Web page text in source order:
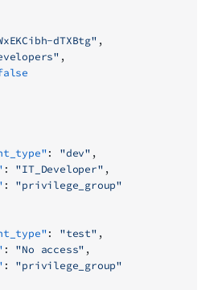
dTXBtg" ,
,
: "dev" ,
: "IT_Developer" ,
: "privilege_group"
: "test" ,
: "No access" ,
: "privilege_group"